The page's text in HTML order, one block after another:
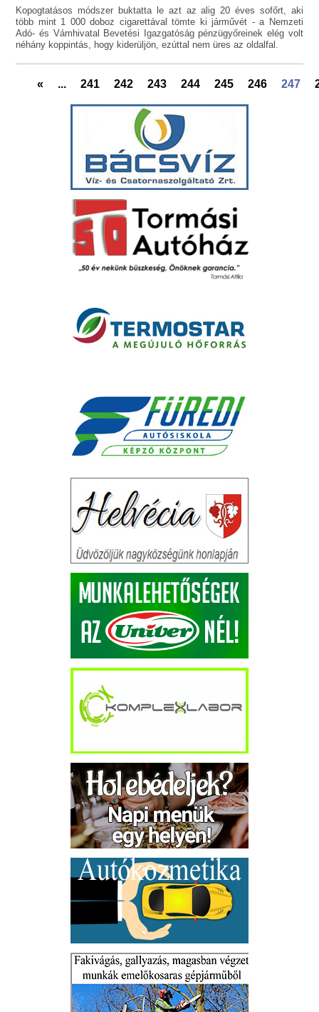
Kopogtatásos módszer buktatta le azt az alig 20 éves sofőrt, aki
több mint 1 000 doboz cigarettával tömte ki járművét - a Nemzeti
Adó- és Vámhivatal Bevetési Igazgatóság pénzügyőreinek elég volt
néhány koppintás, hogy kiderüljön, ezúttal nem üres az oldalfal.
« ... 241 242 243 244 245 246 247